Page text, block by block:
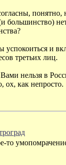
понятно,
большинство)
и
третьих лиц.
Вами нельзя в
ох, как непросто.
то